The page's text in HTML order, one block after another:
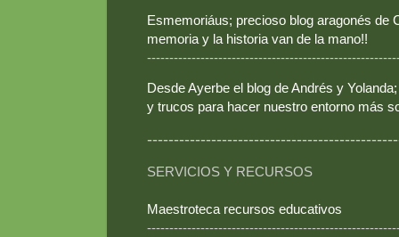
Esmemoriáus; precioso blog aragonés de
memoria y la historia van de la mano!!
Desde Ayerbe el blog de Andrés y
y trucos para hacer nuestro entorno más
SERVICIOS Y RECURSOS
Maestroteca recursos educativos